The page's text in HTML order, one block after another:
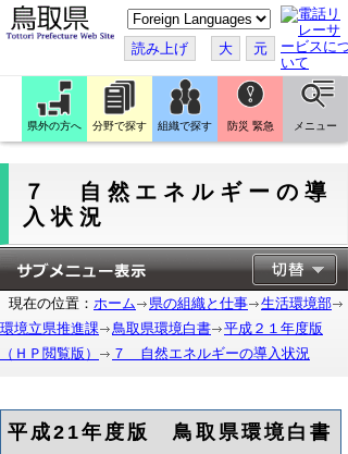
こ
の
ペ
ー
ジ
翻
訳
す
読み上げ 大 元
県外の方へ 分野で探す 組織で探す 防災 緊急 メニュー
７ 自然エネルギーの導
入状況
現在の位置： ホーム 県の組織と仕事
生活環境部
環境立県推進課
鳥取県環境白書
平成２１年度版
（ＨＰ閲覧版）
７ 自然エネルギーの導入状況
平成21年度版 鳥取県環境白書